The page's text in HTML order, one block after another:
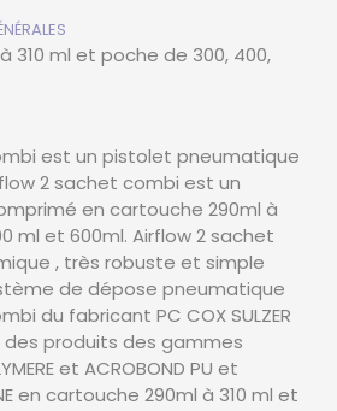
310 ml et poche de 300, 400,
est un pistolet pneumatique
2 sachet combi est un
en cartouche 290ml à
ml et 600ml. Airflow 2 sachet
, très robuste et simple
de dépose pneumatique
du fabricant PC COX SULZER
produits des gammes
et ACROBOND PU et
en cartouche 290ml à 310 ml et